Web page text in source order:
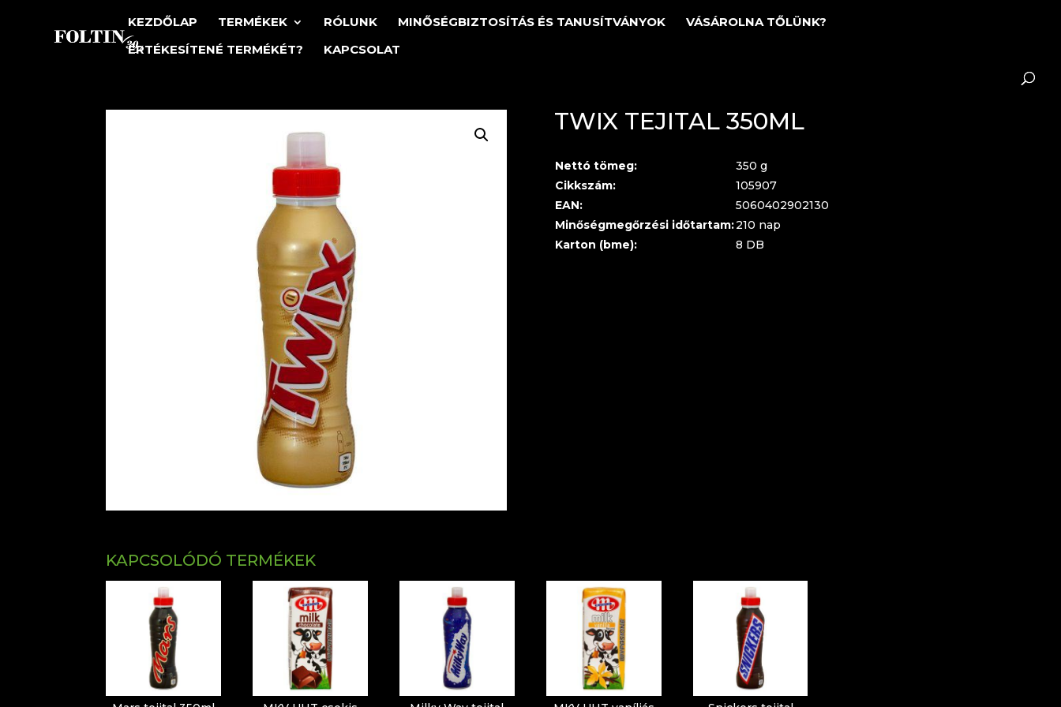
KEZDŐLAP TERMÉKEK RÓLUNK MINŐSÉGBIZTOSÍTÁS ÉS TANUSÍTVÁNYOK
VÁSÁROLNA TŐLÜNK?
ÉRTÉKESÍTENÉ TERMÉKÉT?
KAPCSOLAT
TWIX TEJITAL 350ML
Nettó tömeg:
350 g
Cikkszám:
105907
EAN:
5060402902130
Minőségmegőrzési időtartam:210 nap
Karton (bme):
8 DB
KAPCSOLÓDÓ TERMÉKEK